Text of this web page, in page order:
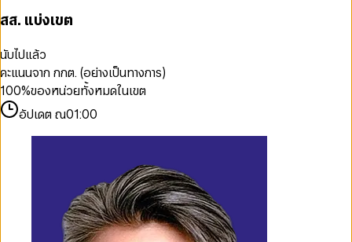
สส. แบ่งเขต
นับไปแล้ว
คะแนนจาก กกต. (อย่างเป็นทางการ)
100%ของหน่วยทั้งหมดในเขต
อัปเดต ณ01:00